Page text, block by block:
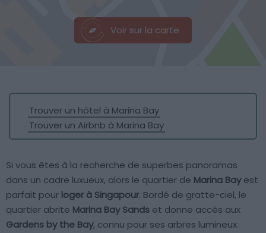
Voir sur la carte
Trouver un hôtel à Marina Bay
Trouver un Airbnb à Marina Bay
Si vous êtes à la recherche de superbes panoramas
dans un cadre luxueux, alors le quartier de Marina Bayest
parfait pour loger à Singapour. Bordé de gratte-ciel, le
quartier abrite Marina Bay Sands et donne accès aux
Gardens by the Bay, connu pour ses arbres lumineux.